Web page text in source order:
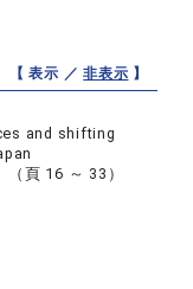
【 表示 ／非表示 】
and shifting
頁 16 ～ 33）